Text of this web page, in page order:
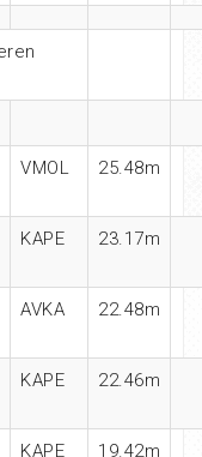
VMOL 25.48m
KAPE 23.17m
AVKA 22.48m
KAPE 22.46m
KAPE 19.42m